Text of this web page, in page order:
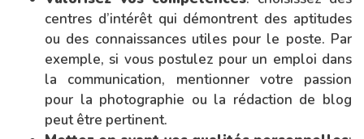
centres d’intérêt qui démontrent des aptitudes
ou des connaissances utiles pour le poste. Par
exemple, si vous postulez pour un emploi dans
la communication, mentionner votre passion
pour la photographie ou la rédaction de blog
peut être pertinent.